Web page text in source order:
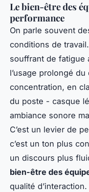
Le bien-être des
performance
On parle souvent
conditions de
souffrant de fatigue
l’usage prolongé
concentration, en
du poste - casque
ambiance sonore
C’est un levier de
c’est un ton plus
un discours plus
bien-être des
qualité d’interaction.